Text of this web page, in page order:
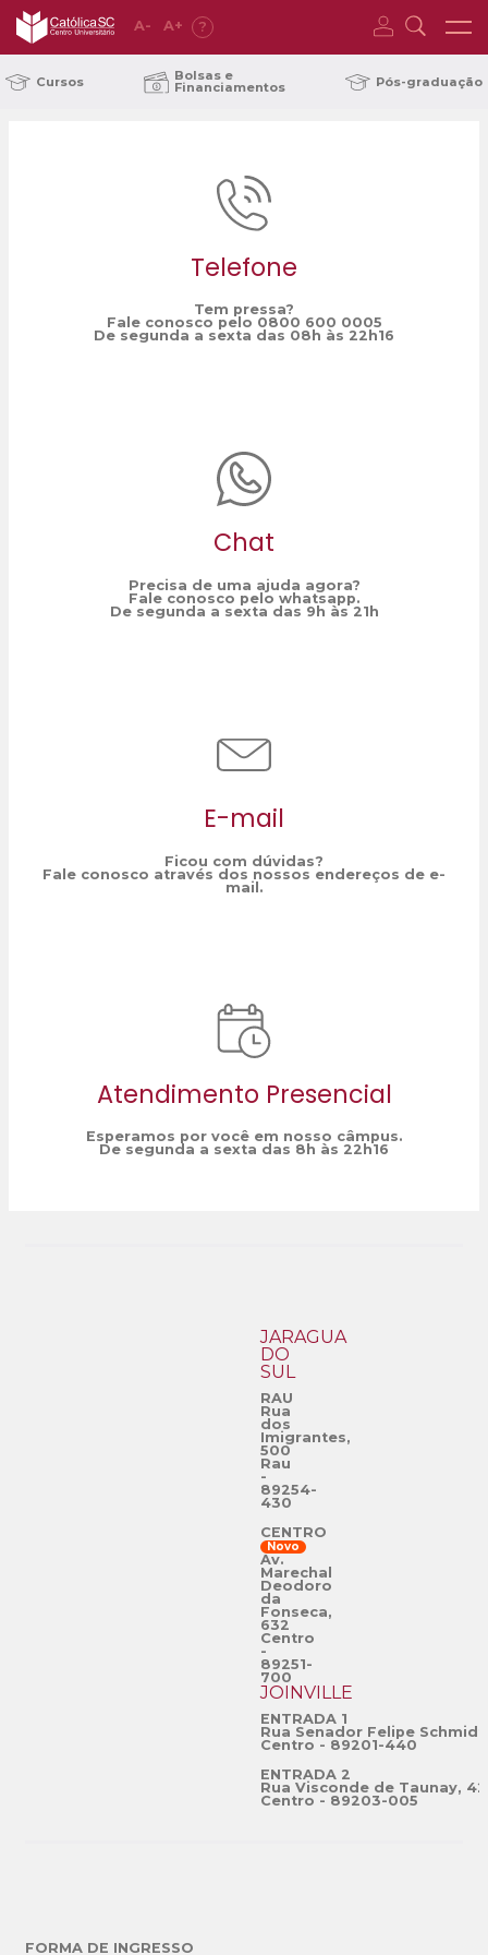
A- A+ ?
Cursos Bolsas e
Financiamentos Pós-graduação
Telefone
Tem pressa?
Fale conosco pelo 0800 600 0005
De segunda a sexta das 08h às 22h16
Chat
Precisa de uma ajuda agora?
Fale conosco pelo whatsapp.
De segunda a sexta das 9h às 21h
E-mail
Ficou com dúvidas?
Fale conosco através dos nossos endereços de e-
mail.
Atendimento Presencial
Esperamos por você em nosso câmpus.
De segunda a sexta das 8h às 22h16
JARAGUÁ
DO
SUL
RAU
Rua
dos
Imigrantes,
500
Rau
-
89254-
430
CENTRO
Novo
Av.
Marechal
Deodoro
da
Fonseca,
632
Centro
-
89251-
700
JOINVILLE
ENTRADA 1
Rua Senador Felipe
Centro - 89201-440
ENTRADA 2
Rua Visconde de Taunay,
Centro - 89203-005
FORMA DE INGRESSO